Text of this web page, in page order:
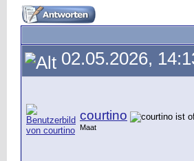
02.05.2026,
courtino
Maat